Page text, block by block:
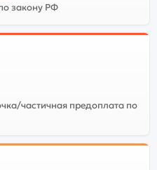
закону РФ
частичная предоплата по